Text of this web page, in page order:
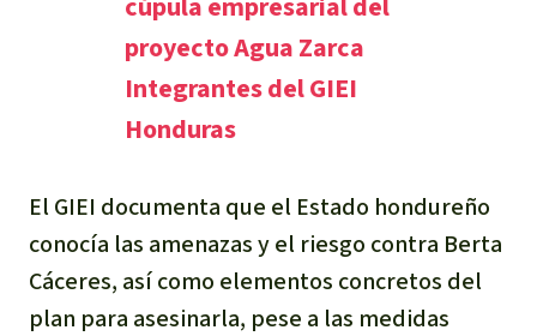
proyecto Agua Zarca
Integrantes del GIEI
Honduras
El GIEI documenta que el Estado hondureño
conocía las amenazas y el riesgo contra Berta
Cáceres, así como elementos concretos del
plan para asesinarla, pese a las medidas